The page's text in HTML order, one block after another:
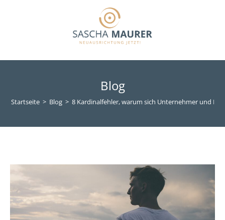
Blog
Startseite > Blog > 8 Kardinalfehler, warum sich Unternehmer und